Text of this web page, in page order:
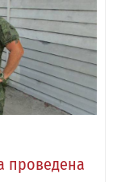
проведена